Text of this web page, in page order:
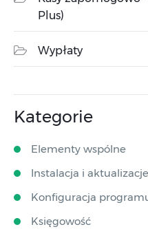
Plus)
Wypłaty
Kategorie
Elementy wspólne
Instalacja i aktualizacje
Konfiguracja
Księgowość